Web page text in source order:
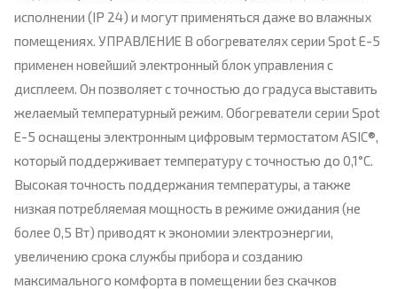
исполнении (IP 24) и могут применяться даже во влажных
помещениях. УПРАВЛЕНИЕ В обогревателях серии Spot Е-5
применен новейший электронный блок управления с
дисплеем. Он позволяет с точностью до градуса выставить
желаемый температурный режим. Обогреватели серии Spot
Е-5 оснащены электронным цифровым термостатом ASIC®,
который поддерживает температуру с точностью до 0,1°С.
Высокая точность поддержания температуры, а также
низкая потребляемая мощность в режиме ожидания (не
более 0,5 Вт) приводят к экономии электроэнергии,
увеличению срока службы прибора и созданию
максимального комфорта в помещении без скачков